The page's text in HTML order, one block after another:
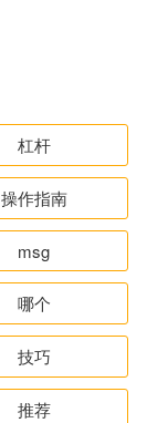
杠杆
操作指南
msg
哪个
技巧
推荐